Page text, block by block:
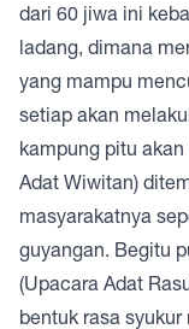
dari 60 jiwa ini
ladang, dimana
yang mampu
setiap akan
kampung pitu
Adat Wiwitan)
masyarakatnya
guyangan. Begitu
(Upacara Adat
bentuk rasa